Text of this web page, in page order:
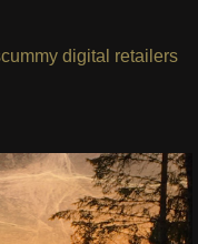
digital retailers